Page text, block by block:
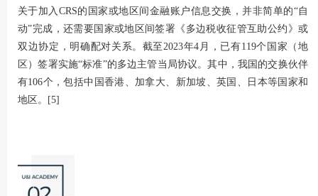
关于加入CRS的国家或地区间金融账户信息交换，并非简单的“自
动”完成，还需要国家或地区间签署《多边税收征管互助公约》或
双边协定，明确配对关系。截至2023年4月，已有119个国家（地
区）签署实施“标准”的多边主管当局协议。其中，我国的交换伙伴
有106个，包括中国香港、加拿大、新加坡、英国、日本等国家和
地区。[5]